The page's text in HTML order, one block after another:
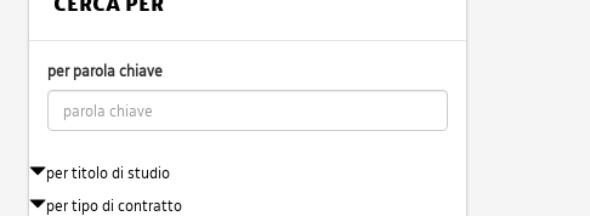
per parola chiave
per titolo di studio
per tipo di contratto